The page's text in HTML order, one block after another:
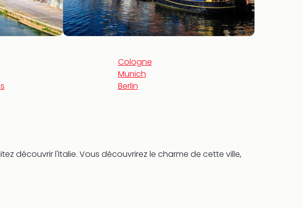
Cologne
Munich
Berlin
découvrir l'Italie. Vous découvrirez le charme de cette ville,